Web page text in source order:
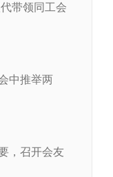
带领同工会
中推举两
，召开会友